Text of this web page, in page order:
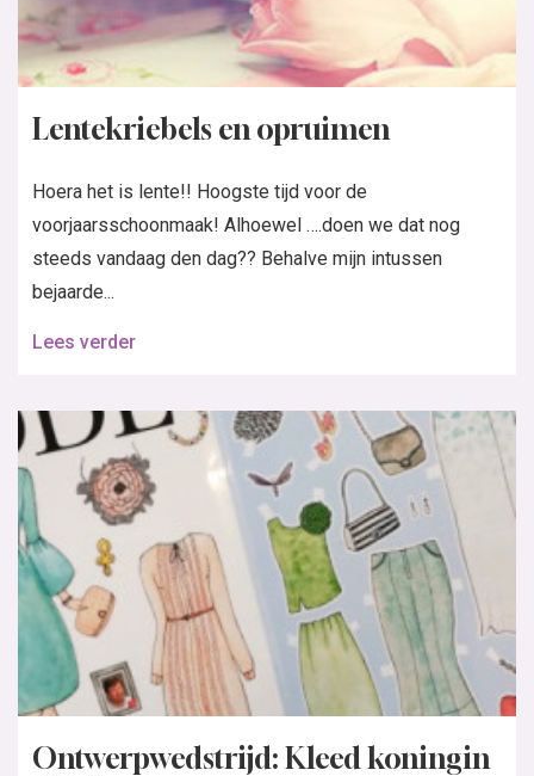
Lentekriebels en opruimen
Hoera het is lente!! Hoogste tijd voor de
voorjaarsschoonmaak! Alhoewel ….doen we dat nog
steeds vandaag den dag?? Behalve mijn intussen
bejaarde...
Lees verder
Ontwerpwedstrijd: Kleed koningin